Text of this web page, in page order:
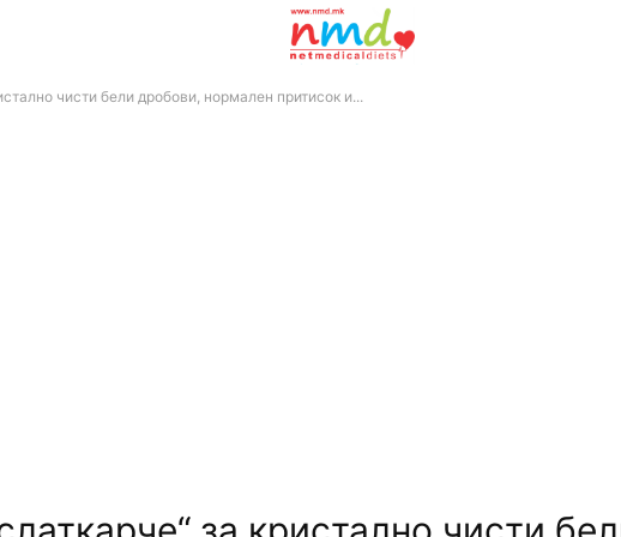
чисти бели дробови, нормален притисок и...